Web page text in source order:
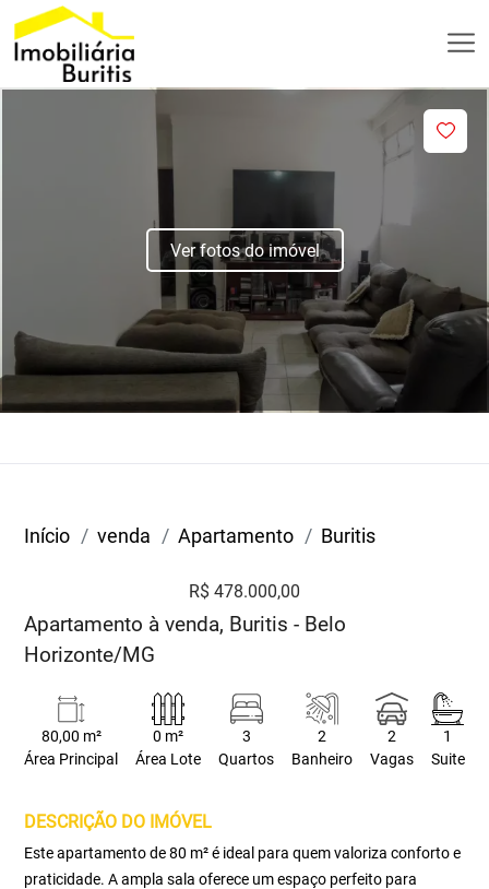
Ver fotos do imóvel
Início venda Apartamento Buritis
R$ 478.000,00
Apartamento à venda, Buritis - Belo
Horizonte/MG
80,00 m²
Área Principal
0 m²
Área Lote
3
Quartos
2
Banheiro
2
Vagas
1
Suite
DESCRIÇÃO DO IMÓVEL
Este apartamento de 80 m² é ideal para quem valoriza conforto e
praticidade. A ampla sala oferece um espaço perfeito para